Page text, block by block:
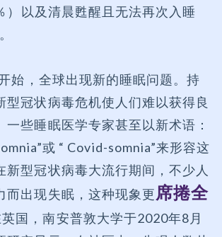
）以及清晨甦醒且无法再次入睡
始，全球出现新的睡眠问题。持
型冠状病毒危机使人们难以获得良
一些睡眠医学专家甚至以新术语：
或 “ Covid-somnia”来形容这
新型冠状病毒大流行期间，不少人
而出现失眠，这种现象更席捲全
英国，南安普敦大学于2020年8月